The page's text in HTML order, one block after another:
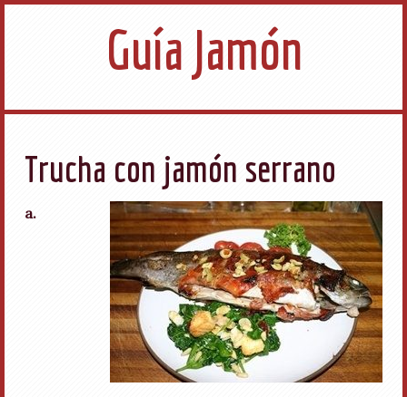
Guía Jamón
Trucha con jamón serrano
a.